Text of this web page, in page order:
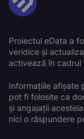
Proiectul eData a
veridice și
activează în cadrul
Informațiile afișate
pot fi folosite ca
și angajații
nici o răspundere